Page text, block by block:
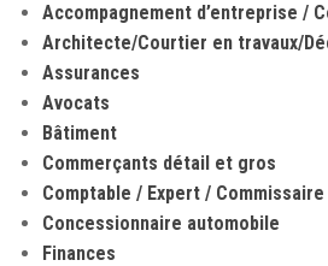
Accompagnement d’entreprise /
Architecte/Courtier en travaux/
Assurances
Avocats
Bâtiment
Commerçants détail et gros
Comptable / Expert /
Concessionnaire automobile
Finances